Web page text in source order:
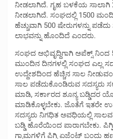
ನೀಡಲಾಗಿದೆ. ಗೃಹ ಬಳಕೆಯ ಸಾಲಾಗಿ
ನೀಡಲಾಗಿದೆ. ಸಂಘದಲ್ಲಿ 1500 ಮಂದಿ
ಹೆಚ್ಚುವಾಗಿ 500 ಷೇರುಗಳನ್ನು
ಲಾಭವನ್ನು ಹೊಂದಿದೆ ಎಂದರು.
ಸಂಘದ ಅಭಿವೃದ್ದಿಗಾಗಿ ಅಪೆಕ್ಸ್ ನಿಂದ
ಮುಂದಿನ ದಿನಗಳಲ್ಲಿ ಸಂಘದ ಎಲ್ಲ
ಉದ್ದೇಶದಿಂದ ಹೆಚ್ಚಿನ ಸಾಲ
ಸಾಲ ಪಡೆದುಕೊಂಡಿರುವ ಸದಸ್ಯರು
ಮಾಡಿ, ಸರ್ಕಾರದ ಶೂನ್ಯ ಬಡ್ಡಿದರ
ಮಾಡಿಕೊಳ್ಳಬೇಕು. ಜೊತೆಗೆ ಇತರೇ
ಸದಸ್ಯರು ನಿಗಧಿತ ಅವಧಿಯಲ್ಲಿ
ಬಡ್ಡಿ ಹೊರೆಯಿಂದ ಪಾರಾಗಬೇಕು.
ಗ್ರಾಮಗಳಿಗೆ ಪಿಗ್ನಿ ಏಜೆಂಟ್ ಬಂದು ಹಣ